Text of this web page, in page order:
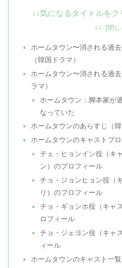
↓↓気になるタイトルを
↓↓
ホームタウン〜消される過
（韓国ドラマ）
ホームタウン〜消される過
ラマ）
ホームタウン：脚本家が
なっていた
ホームタウンのあらすじ（韓
ホームタウンのキャストプ
チェ・ヒョンイン役（キ
ン）のプロフィール
チョ・ジョンヒョン役（
リ）のプロフィール
チョ・ギョンホ役（キャ
ロフィール
チョ・ジェヨン役（キャ
ィール
ホームタウンのキャスト一覧